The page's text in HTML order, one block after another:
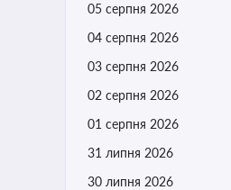
05 серпня 2026
04 серпня 2026
03 серпня 2026
02 серпня 2026
01 серпня 2026
31 липня 2026
30 липня 2026